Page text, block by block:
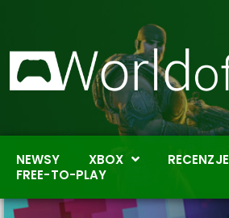
NEWSY XBOX RECENZJE
FREE-TO-PLAY